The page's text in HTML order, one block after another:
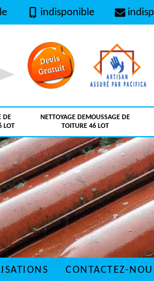
indisponible
DE
LOT
NETTOYAGE DEMOUSSAGE DE
TOITURE 46 LOT
CONTACTEZ-